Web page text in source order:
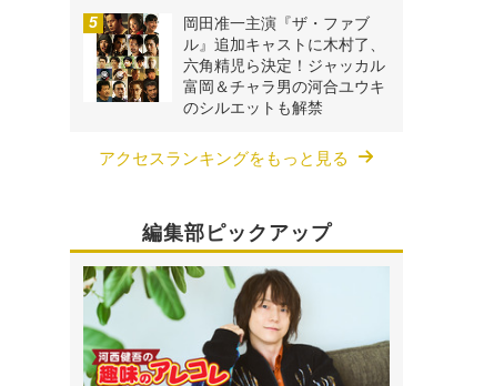
岡田准一主演『ザ・ファブ
ル』追加キャストに木村了、
六角精児ら決定！ジャッカル
富岡＆チャラ男の河合ユウキ
のシルエットも解禁
アクセスランキングをもっと見る
編集部ピックアップ